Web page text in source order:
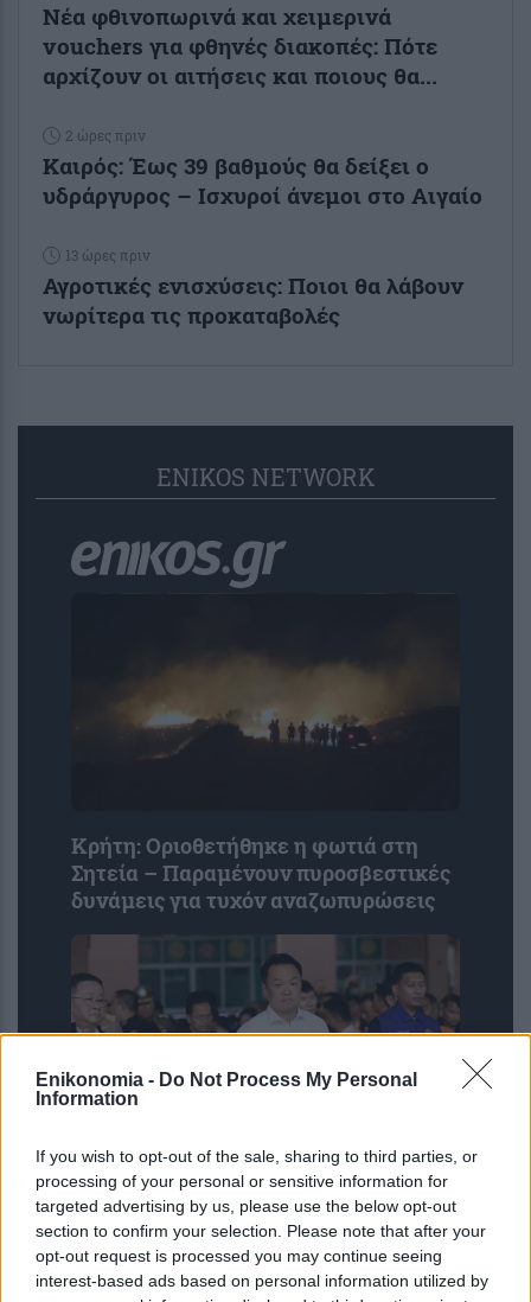
Enikonomia - Do Not Process My Personal
Information
If you wish to opt-out of the sale, sharing to third parties, or
processing of your personal or sensitive information for
targeted advertising by us, please use the below opt-out
section to confirm your selection. Please note that after your
opt-out request is processed you may continue seeing
interest-based ads based on personal information utilized by
Νέα φθινοπωρινά και χειμερινά
vouchers για φθηνές διακοπές: Πότε
αρχίζουν οι αιτήσεις και ποιους θα...
2 ώρες πριν
Καιρός: Έως 39 βαθμούς θα δείξει ο
υδράργυρος – Ισχυροί άνεμοι στο Αιγαίο
13 ώρες πριν
Αγροτικές ενισχύσεις: Ποιοι θα λάβουν
νωρίτερα τις προκαταβολές
ENIKOS NETWORK
Κρήτη: Οριοθετήθηκε η φωτιά στη
Σητεία – Παραμένουν πυροσβεστικές
δυνάμεις για τυχόν αναζωπυρώσεις
Μακελειό στην Ταϊλάνδη: Βίντεο με
επιθέσεις σε σχολεία των ΗΠΑ στον
υπολογιστή του 14χρονου –
Αυστηροποιείται η νομοθεσία γ...